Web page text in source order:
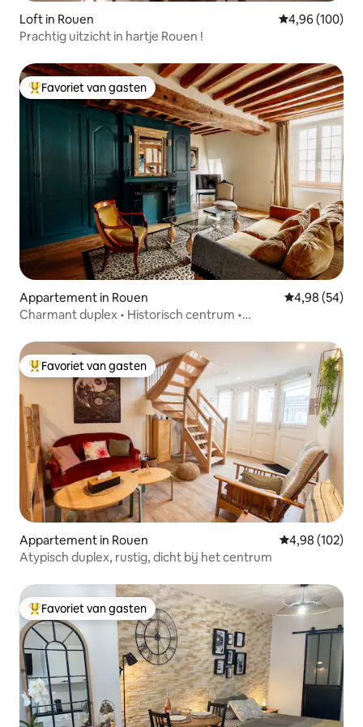
Loft in Rouen Gemiddelde
4,96 (100)
Prachtig uitzicht in hartje Rouen !
Topfavoriet van gasten
Favoriet van gasten
Appartement in Rouen Gemiddelde
4,98 (54)
Charmant duplex • Historisch centrum •
Topfavoriet van gasten
Favoriet van gasten
Appartement in Rouen Gemiddelde
4,98 (102)
Atypisch duplex, rustig, dicht bij het centrum
Topfavoriet van gasten
Favoriet van gasten